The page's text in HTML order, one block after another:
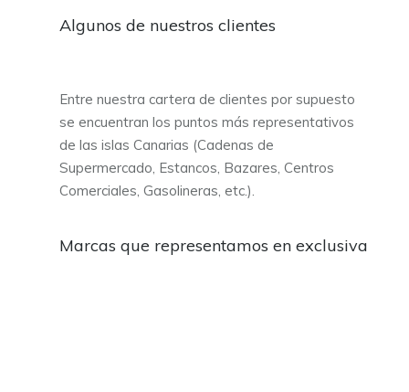
Algunos de nuestros clientes
Entre nuestra cartera de clientes por supuesto
se encuentran los puntos más representativos
de las islas Canarias (Cadenas de
Supermercado, Estancos, Bazares, Centros
Comerciales, Gasolineras, etc.).
Marcas que representamos en exclusiva